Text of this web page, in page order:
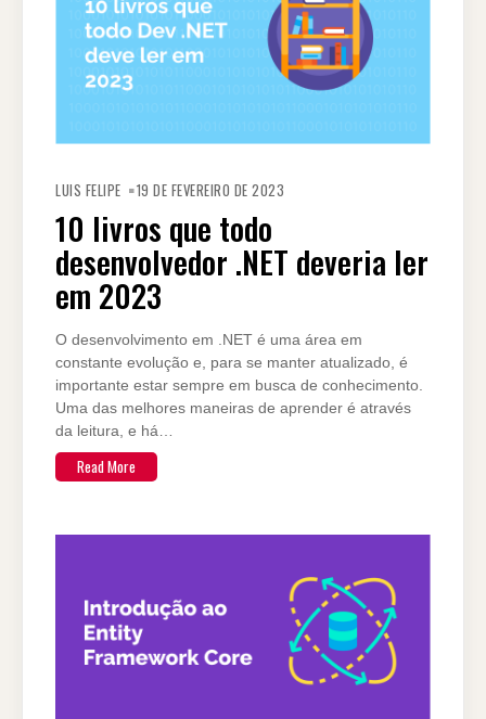
LUIS FELIPE 19 DE FEVEREIRO DE 2023
10 livros que todo
desenvolvedor .NET deveria ler
em 2023
O desenvolvimento em .NET é uma área em
constante evolução e, para se manter atualizado, é
importante estar sempre em busca de conhecimento.
Uma das melhores maneiras de aprender é através
da leitura, e há…
Read More